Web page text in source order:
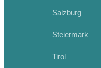
Salzburg
Steiermark
Tirol